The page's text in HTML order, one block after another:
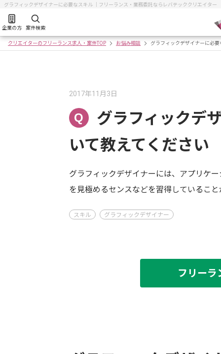
グラフィックデザイナーに必要なスキル ｜フリーランス・業務委託ならレバテッククリエイター
企業の方 案件検索
クリエイターのフリーランス求人・案件TOP お悩み相談 グラフィックデザイナーに必要
2017年11月3日
Q
グラフィックデ
いて教えてください
グラフィックデザイナーには、アプリケ
を見極めるセンスなどを習得しているこ
スキル グラフィックデザイナー
フリーラ